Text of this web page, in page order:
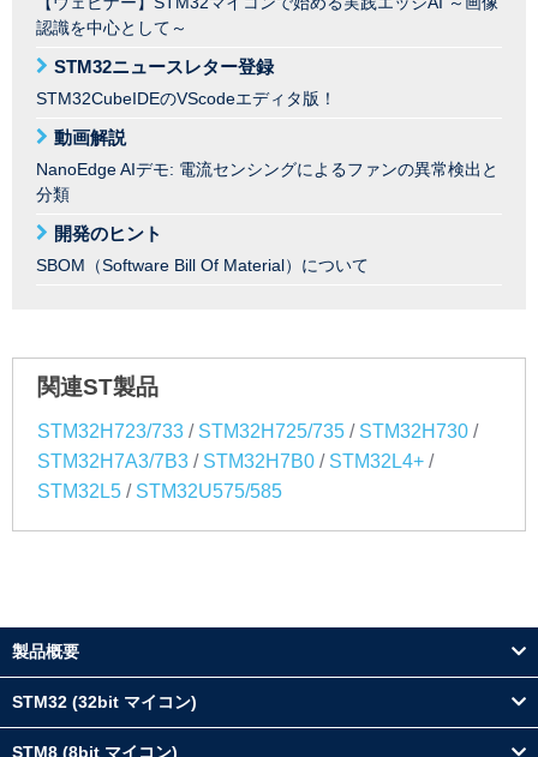
認識を中心として～
STM32ニュースレター登録
STM32CubeIDEのVScodeエディタ版！
動画解説
NanoEdge AIデモ: 電流センシングによるファンの異常検出と
分類
開発のヒント
SBOM（Software Bill Of Material）について
関連ST製品
STM32H723/733 / STM32H725/735 / STM32H730 /
STM32H7A3/7B3 / STM32H7B0 / STM32L4+ /
STM32L5 / STM32U575/585
製品概要
STM32 (32bit マイコン)
STM8 (8bit マイコン)